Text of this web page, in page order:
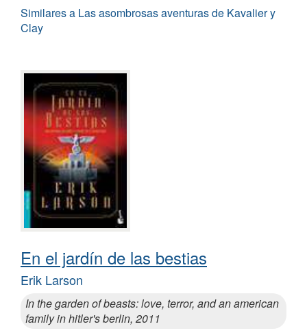
Similares a Las asombrosas aventuras de Kavalier y
Clay
En el jardín de las bestias
Erik Larson
In the garden of beasts: love, terror, and an american
family in hitler's berlin, 2011